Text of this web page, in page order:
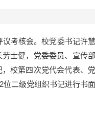
考核会。校党委书记许慧
士健，党委委员、宣传部
校第四次党代会代表、党
位二级党组织书记进行书面